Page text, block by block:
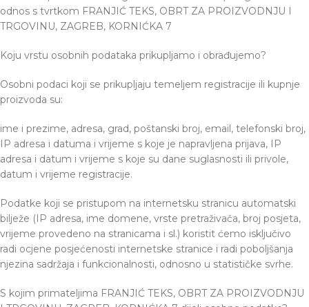
odnos s tvrtkom FRANJIĆ TEKS, OBRT ZA PROIZVODNJU I
TRGOVINU, ZAGREB, KORNIĆKA 7
Koju vrstu osobnih podataka prikupljamo i obrađujemo?
Osobni podaci koji se prikupljaju temeljem registracije ili kupnje
proizvoda su:
ime i prezime, adresa, grad, poštanski broj, email, telefonski broj,
IP adresa i datuma i vrijeme s koje je napravljena prijava, IP
adresa i datum i vrijeme s koje su dane suglasnosti ili privole,
datum i vrijeme registracije.
Podatke koji se pristupom na internetsku stranicu automatski
bilježe (IP adresa, ime domene, vrste pretraživača, broj posjeta,
vrijeme provedeno na stranicama i sl.) koristit ćemo isključivo
radi ocjene posjećenosti internetske stranice i radi poboljšanja
njezina sadržaja i funkcionalnosti, odnosno u statističke svrhe.
S kojim primateljima FRANJIĆ TEKS, OBRT ZA PROIZVODNJU